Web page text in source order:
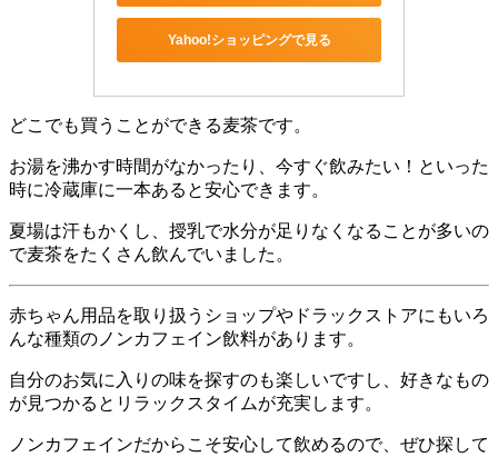
Yahoo!ショッピングで見る
どこでも買うことができる麦茶です。
お湯を沸かす時間がなかったり、今すぐ飲みたい！といった
時に冷蔵庫に一本あると安心できます。
夏場は汗もかくし、授乳で水分が足りなくなることが多いの
で麦茶をたくさん飲んでいました。
赤ちゃん用品を取り扱うショップやドラックストアにもいろ
んな種類のノンカフェイン飲料があります。
自分のお気に入りの味を探すのも楽しいですし、好きなもの
が見つかるとリラックスタイムが充実します。
ノンカフェインだからこそ安心して飲めるので、ぜひ探して